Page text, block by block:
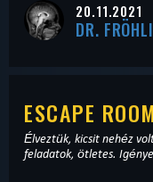
20.11.2021
DR.
ESCAPE
Élveztük, kicsit nehéz
feladatok, ötletes.